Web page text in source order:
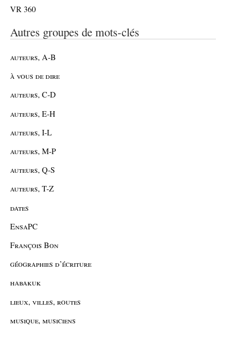
VR 360
Autres groupes de mots-clés
auteurs, A-B
à vous de dire
auteurs, C-D
auteurs, E-H
auteurs, I-L
auteurs, M-P
auteurs, Q-S
auteurs, T-Z
dates
EnsaPC
François Bon
géographies d’écriture
habakuk
lieux, villes, routes
musique, musiciens